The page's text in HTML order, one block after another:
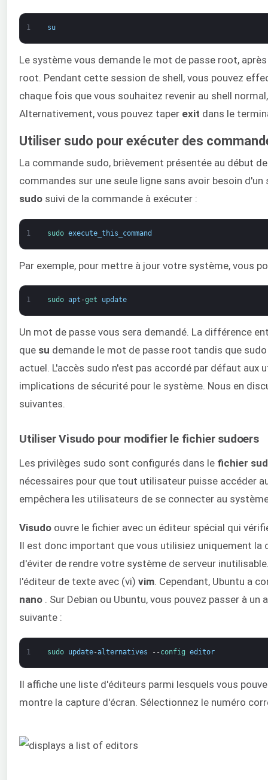
1 su
Le système vous demande le mot de passe root,
root. Pendant cette session de shell, vous pouvez
chaque fois que vous souhaitez revenir au shell
Alternativement, vous pouvez taper exit dans le
Utiliser sudo pour exécuter des
La commande sudo, brièvement présentée au début
commandes sur une seule ligne sans avoir besoin
sudo suivi de la commande à exécuter :
1 sudo execute_this_command
Par exemple, pour mettre à jour votre système, vous
1 sudo apt -get update
Un mot de passe vous sera demandé. La différence
que su demande le mot de passe root tandis que
actuel. L'accès sudo n'est pas accordé par défaut
implications de sécurité pour le système. Nous en
suivantes.
Utiliser Visudo pour modifier le fichier sudoers
Les privilèges sudo sont configurés dans le fichier
nécessaires pour que tout utilisateur puisse accéder
empêchera les utilisateurs de se connecter au
Visudo ouvre le fichier avec un éditeur spécial qui
Il est donc important que vous utilisiez uniquement la
d'éviter de rendre votre système de serveur
l'éditeur de texte avec (vi) vim. Cependant, Ubuntu a
nano . Sur Debian ou Ubuntu, vous pouvez passer à
suivante :
1 sudo update-alternatives --config editor
Il affiche une liste d'éditeurs parmi lesquels vous
montre la capture d'écran. Sélectionnez le numéro